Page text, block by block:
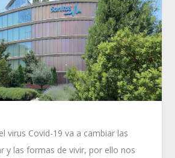
virus Covid-19 va a cambiar las
y las formas de vivir, por ello nos